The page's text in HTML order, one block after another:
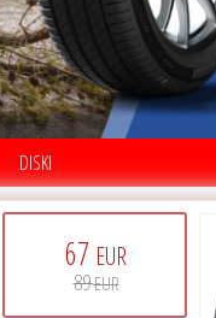
DISKI
67 EUR
89EUR